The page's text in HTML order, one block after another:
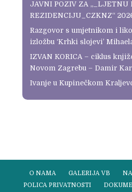
JAVNI POZIV ZA „_LJETNU
REZIDENCIJU_CZKNZ“
Razgovor s umjetnikom i
izložbu ‘Krhki slojevi’
IZVAN KORICA – ciklus
Novom Zagrebu – Damir
Ivanje u Kupinečkom
O NAMA GALERIJA VB
POLICA PRIVATNOSTI